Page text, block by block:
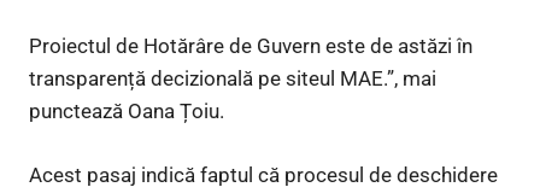
Proiectul de Hotărâre de Guvern este de astăzi în
transparență decizională pe siteul MAE.”, mai
punctează Oana Țoiu.
Acest pasaj indică faptul că procesul de deschidere